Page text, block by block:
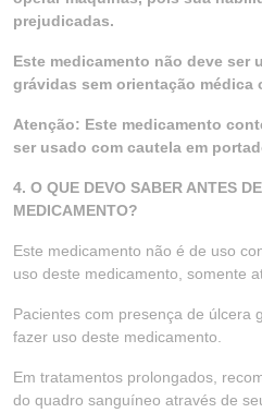
prejudicadas.
Este medicamento não deve ser
grávidas sem orientação
Atenção: Este medicamento
ser usado com cautela em
4. O QUE DEVO SABER ANTES
MEDICAMENTO?
Este medicamento não é de uso
uso deste medicamento, somente
Pacientes com presença de úlcera
fazer uso deste medicamento.
Em tratamentos prolongados,
do quadro sanguíneo através de